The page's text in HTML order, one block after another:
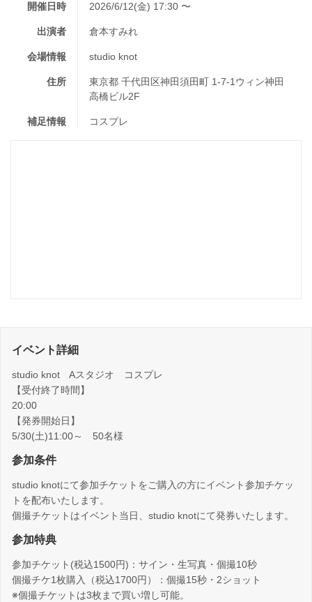
開催日時 2026/6/12(金) 17:30 〜
出演者 倉本すみれ
会場情報 studio knot
住所
東京都 千代田区神田須田町 1-7-1ウィン神田
高橋ビル2F
補足情報 コスプレ
イベント詳細
studio knot Aスタジオ コスプレ
【受付終了時間】
20:00
【発券開始日】
5/30(土)11:00～ 50名様
参加条件
studio knotにて参加チケットをご購入の方にイベント参加チケッ
トを配布いたします。
個撮チケットはイベント当日、studio knotにて発券いたします。
参加特典
参加チケット(税込1500円)：サイン・生写真・個撮10秒
個撮チケ1枚購入（税込1700円）：個撮15秒・2ショット
※個撮チケットは3枚まで買い増し可能。